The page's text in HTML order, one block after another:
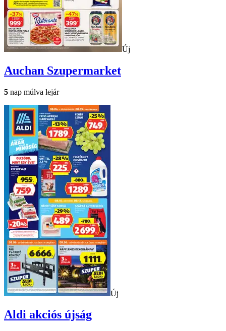
Új
Auchan Szupermarket
5 nap múlva lejár
Új
Aldi akciós újság